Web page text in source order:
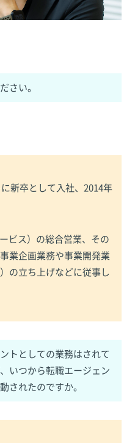
さい。
新卒として入社、2014年
ビス）の総合営業、その
業企画業務や事業開発業
の立ち上げなどに従事し
トとしての業務はされて
いつから転職エージェン
されたのですか。